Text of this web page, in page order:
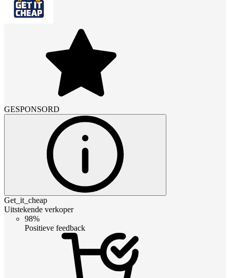
GESPONSORD
Get_it_cheap
Uitstekende verkoper
98%
Positieve feedback